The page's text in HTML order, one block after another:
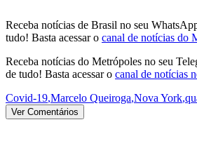
Receba notícias de Brasil no seu
tudo! Basta acessar o canal de notícias do
Receba notícias do Metrópoles no seu
de tudo! Basta acessar o canal de notícias
Covid-19,Marcelo Queiroga,Nova York,
Ver Comentários